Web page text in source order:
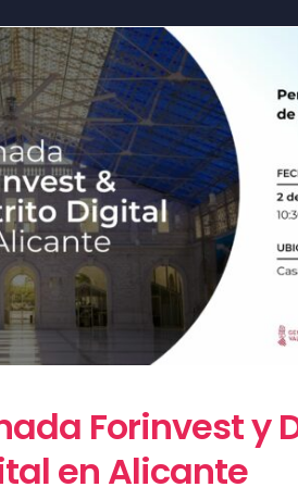
Forinvest y
en Alicante